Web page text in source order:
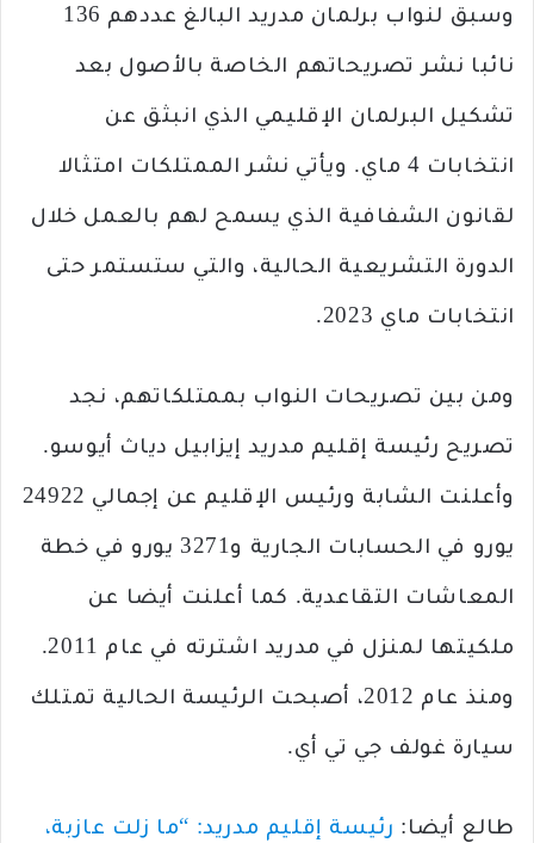
وسبق لنواب برلمان مدريد البالغ عددهم 136
نائبا نشر تصريحاتهم الخاصة بالأصول بعد
تشكيل البرلمان الإقليمي الذي انبثق عن
انتخابات 4 ماي. ويأتي نشر الممتلكات امتثالا
لقانون الشفافية الذي يسمح لهم بالعمل خلال
الدورة التشريعية الحالية، والتي ستستمر حتى
انتخابات ماي 2023.
ومن بين تصريحات النواب بممتلكاتهم، نجد
تصريح رئيسة إقليم مدريد إيزابيل دياث أيوسو.
وأعلنت الشابة ورئيس الإقليم عن إجمالي 24922
يورو في الحسابات الجارية و3271 يورو في خطة
المعاشات التقاعدية. كما أعلنت أيضا عن
ملكيتها لمنزل في مدريد اشترته في عام 2011.
ومنذ عام 2012، أصبحت الرئيسة الحالية تمتلك
سيارة غولف جي تي أي.
طالع أيضا: رئيسة إقليم مدريد: “ما زلت عازبة،